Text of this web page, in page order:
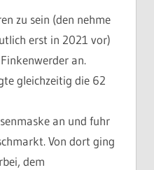
zu sein (den nehme
erst in 2021 vor)
Finkenwerder an.
gleichzeitig die 62
an und fuhr
Von dort ging
dem